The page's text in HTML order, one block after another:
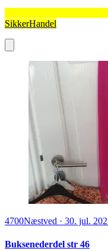
SikkerHandel
4700Næstved · 30. jul.
Buksenederdel str 46